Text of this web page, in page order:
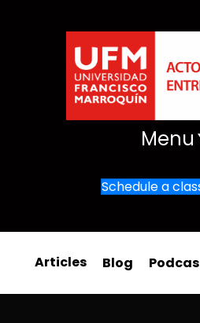
Menu
Schedule a
Articles Blog